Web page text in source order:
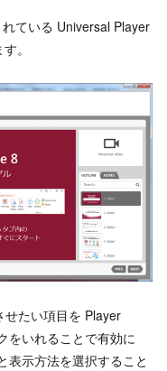
ている Universal Player
。
たい項目を Player
をいれることで有効に
表示方法を選択すること